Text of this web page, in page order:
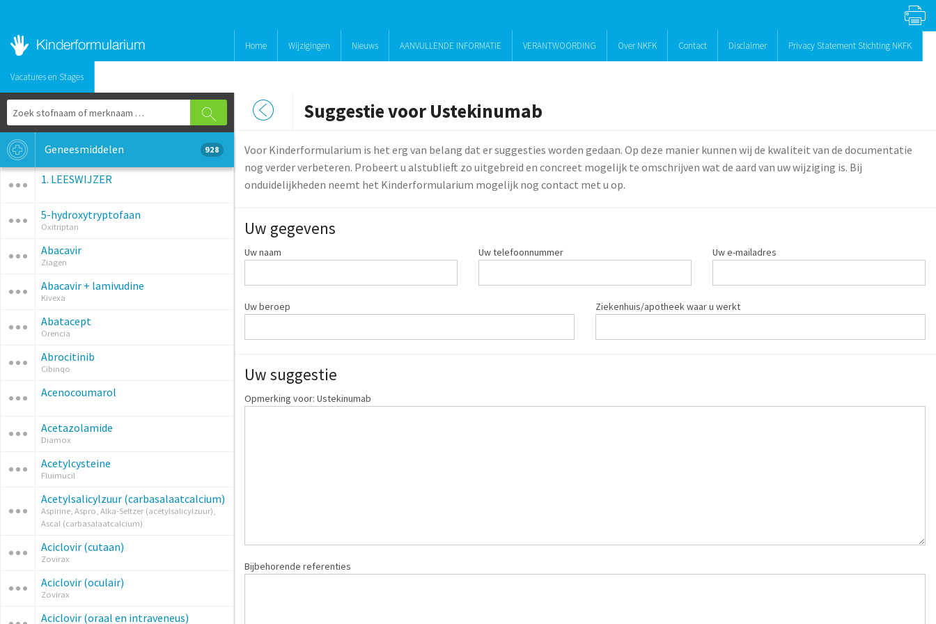
Home Wijzigingen Nieuws AANVULLENDE INFORMATIE VERANTWOORDING Over NKFK Contact Disclaimer Privacy Statement Stichting NKFK
Vacatures en Stages
Geneesmiddelen 928
1. LEESWIJZER
5-hydroxytryptofaan
Oxitriptan
Abacavir
Ziagen
Abacavir + lamivudine
Kivexa
Abatacept
Orencia
Abrocitinib
Cibinqo
Acenocoumarol
Acetazolamide
Diamox
Acetylcysteine
Fluimucil
Acetylsalicylzuur (carbasalaatcalcium)
Aspirine, Aspro, Alka-Seltzer (acetylsalicylzuur),
Ascal (carbasalaatcalcium)
Aciclovir (cutaan)
Zovirax
Aciclovir (oculair)
Zovirax
Aciclovir (oraal en intraveneus)
Suggestie voor Ustekinumab
Voor Kinderformularium is het erg van belang dat er suggesties worden gedaan. Op deze manier kunnen wij de kwaliteit van de documentatie
nog verder verbeteren. Probeert u alstublieft zo uitgebreid en concreet mogelijk te omschrijven wat de aard van uw wijziging is. Bij
onduidelijkheden neemt het Kinderformularium mogelijk nog contact met u op.
Uw gegevens
Uw naam Uw telefoonnummer Uw e-mailadres
Uw beroep Ziekenhuis/apotheek waar u werkt
Uw suggestie
Opmerking voor: Ustekinumab
Bijbehorende referenties